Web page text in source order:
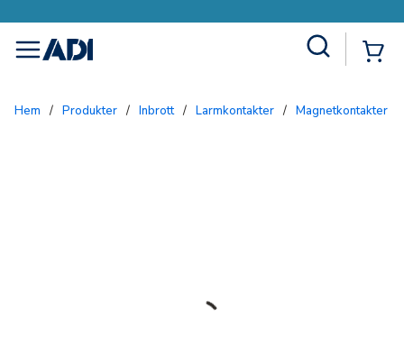
menu
Hem / Produkter / Inbrott / Larmkontakter / Magnetkontakter